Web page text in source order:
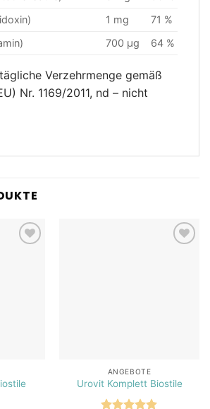
1 mg
71 %
700 μg 64 %
Verzehrmenge gemäß
Nr. 1169/2011, nd – nicht
ANGEBOTE
Urovit Komplett Biostile